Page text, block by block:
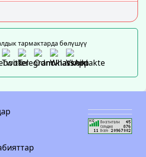
тармактарда бөлүшүү